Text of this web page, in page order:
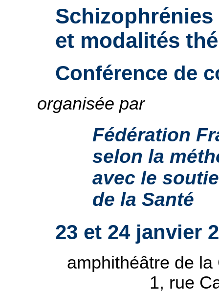
et modalités
Conférence de
organisée par
Fédération
selon la
avec le
de la Santé
23 et 24 janvier
amphithéâtre de
1, rue